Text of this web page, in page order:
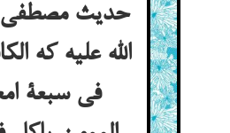
حدیث مصطفی
الله علیه که
فی سبعة